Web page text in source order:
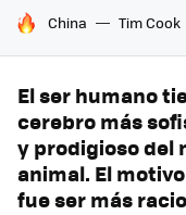
HOY SE HABLA DE
China Tim Cook
El ser humano
cerebro más
y prodigioso del
animal. El
fue ser más